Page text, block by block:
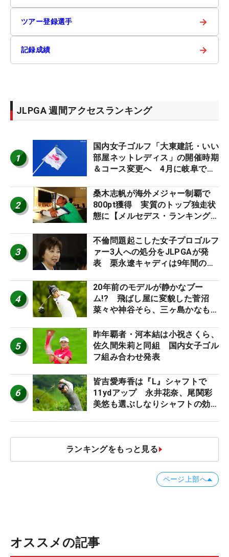
ツアー登録選手 →
記録成績 →
JLPGA 週間アクセスランキング
1
国内女子ゴルフ「大東建託・いい
部屋ネットレディス」の開催時期
＆コース変更へ 4月に岐阜で開
2
桑木志帆が海外メジャー制覇で
800pt獲得 実質のトップ独走状
態に【メルセデス・ランキング番
3
不倫問題起こした女子プロゴルフ
ァー3人への処分をJLPGAが発
表 栗永遼キャディは9年間の立
4
20年前のモデルが静かなブー
ム!? 飛ばし屋に変貌した菅沼
菜々や神谷そら、三ヶ島かなも使
ロたちの“飛ばしギア”】
5
昨年覇者・河本結は小祝さくら、
佐久間朱莉と同組 国内女子ゴル
フ組み合わせ発表
6
皆吉愛寿香は『L』シャフトで
11ydアップ 永井花奈、尾関彩
美悠も選ぶしなりシャフトの効果
ランキングをもっと見る
ページ上部へ
オススメの記事